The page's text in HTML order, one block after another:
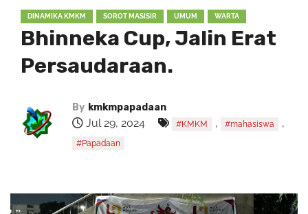
DINAMIKA KMKM SOROT MASISIR UMUM WARTA
Bhinneka Cup, Jalin Erat
Persaudaraan.
By kmkmpapadaan
Jul 29, 2024 #KMKM , #mahasiswa ,
#Papadaan